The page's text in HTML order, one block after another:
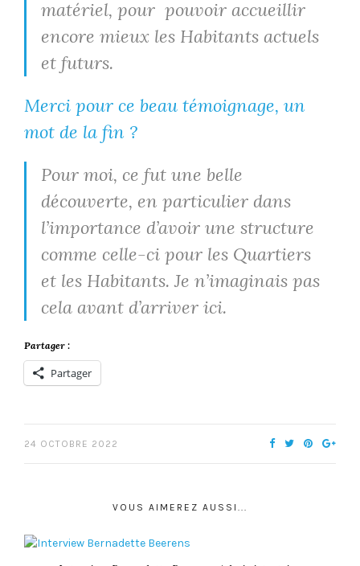
matériel, pour pouvoir accueillir
encore mieux les Habitants actuels
et futurs.
Merci pour ce beau témoignage, un
mot de la fin ?
Pour moi, ce fut une belle
découverte, en particulier dans
l’importance d’avoir une structure
comme celle-ci pour les Quartiers
et les Habitants. Je n’imaginais pas
cela avant d’arriver ici.
Partager :
Partager
24 OCTOBRE 2022
VOUS AIMEREZ AUSSI...